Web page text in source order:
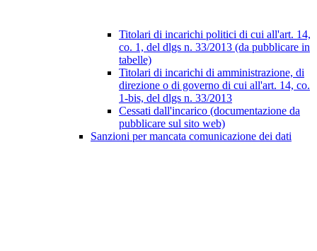
Titolari di incarichi politici di cui all'art. 14,
co. 1, del dlgs n. 33/2013 (da pubblicare in
tabelle)
Titolari di incarichi di amministrazione, di
direzione o di governo di cui all'art. 14, co.
1-bis, del dlgs n. 33/2013
Cessati dall'incarico (documentazione da
pubblicare sul sito web)
Sanzioni per mancata comunicazione dei dati